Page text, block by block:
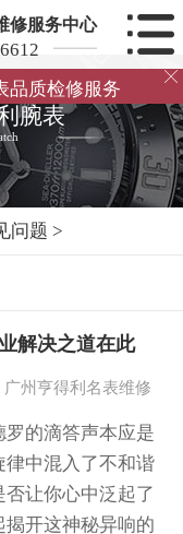
修服务中心
品质检修服务

腕表
问题 >
解决之道在此
广州亨得利名表维修
的滴答声本应是
律中混入了不和谐
让你心中泛起了
开这神秘异响的